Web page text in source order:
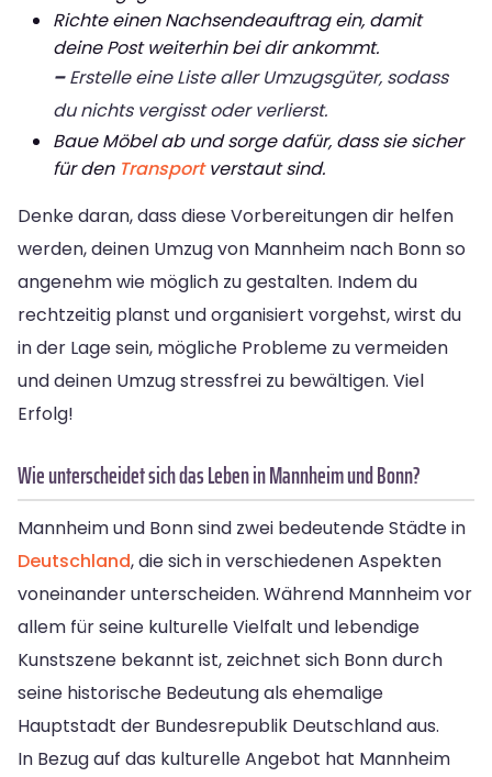
Richte einen Nachsendeauftrag ein, damit
deine Post weiterhin bei dir ankommt.
–Erstelle eine Liste aller Umzugsgüter, sodass
du nichts vergisst oder verlierst.
Baue Möbel ab und sorge dafür, dass sie sicher
für den Transportverstaut sind.
Denke daran, dass diese Vorbereitungen dir helfen
werden, deinen Umzug von Mannheim nach Bonn so
angenehm wie möglich zu gestalten. Indem du
rechtzeitig planst und organisiert vorgehst, wirst du
in der Lage sein, mögliche Probleme zu vermeiden
und deinen Umzug stressfrei zu bewältigen. Viel
Erfolg!
Wie unterscheidet sich das Leben in Mannheim und Bonn?
Mannheim und Bonn sind zwei bedeutende Städte in
Deutschland, die sich in verschiedenen Aspekten
voneinander unterscheiden. Während Mannheim vor
allem für seine kulturelle Vielfalt und lebendige
Kunstszene bekannt ist, zeichnet sich Bonn durch
seine historische Bedeutung als ehemalige
Hauptstadt der Bundesrepublik Deutschland aus.
In Bezug auf das kulturelle Angebot hat Mannheim